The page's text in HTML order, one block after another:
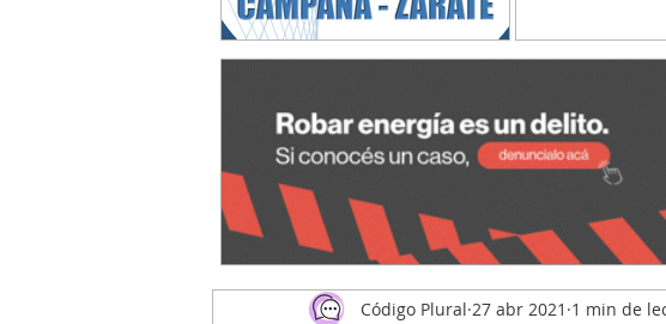
Código Plural 27 abr 2021 1 min de